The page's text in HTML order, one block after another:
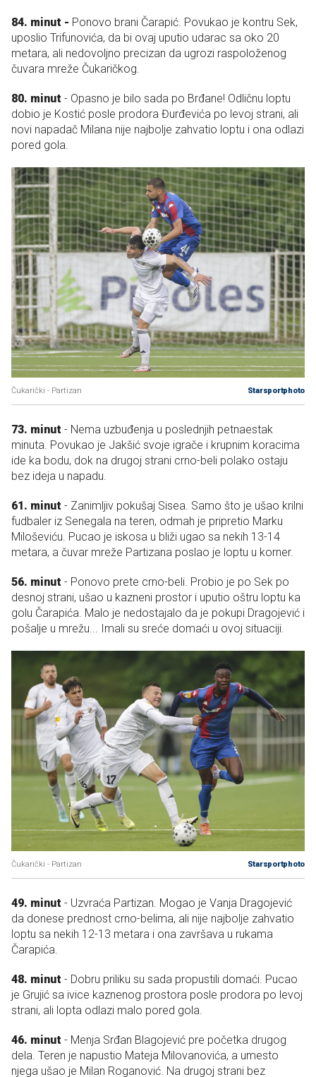
84. minut - Ponovo brani Čarapić. Povukao je kontru Sek,
uposlio Trifunovića, da bi ovaj uputio udarac sa oko 20
metara, ali nedovoljno precizan da ugrozi raspoloženog
čuvara mreže Čukaričkog.
80. minut - Opasno je bilo sada po Brđane! Odličnu loptu
dobio je Kostić posle prodora Đurđevića po levoj strani, ali
novi napadač Milana nije najbolje zahvatio loptu i ona odlazi
pored gola.
Čukarički - Partizan Starsportphoto
73. minut - Nema uzbuđenja u poslednjih petnaestak
minuta. Povukao je Jakšić svoje igrače i krupnim koracima
ide ka bodu, dok na drugoj strani crno-beli polako ostaju
bez ideja u napadu.
61. minut - Zanimljiv pokušaj Sisea. Samo što je ušao krilni
fudbaler iz Senegala na teren, odmah je pripretio Marku
Miloševiću. Pucao je iskosa u bliži ugao sa nekih 13-14
metara, a čuvar mreže Partizana poslao je loptu u korner.
56. minut - Ponovo prete crno-beli. Probio je po Sek po
desnoj strani, ušao u kazneni prostor i uputio oštru loptu ka
golu Čarapića. Malo je nedostajalo da je pokupi Dragojević i
pošalje u mrežu... Imali su sreće domaći u ovoj situaciji.
Čukarički - Partizan Starsportphoto
49. minut - Uzvraća Partizan. Mogao je Vanja Dragojević
da donese prednost crno-belima, ali nije najbolje zahvatio
loptu sa nekih 12-13 metara i ona završava u rukama
Čarapića.
48. minut - Dobru priliku su sada propustili domaći. Pucao
je Grujić sa ivice kaznenog prostora posle prodora po levoj
strani, ali lopta odlazi malo pored gola.
46. minut - Menja Srđan Blagojević pre početka drugog
dela. Teren je napustio Mateja Milovanovića, a umesto
njega ušao je Milan Roganović. Na drugoj strani bez